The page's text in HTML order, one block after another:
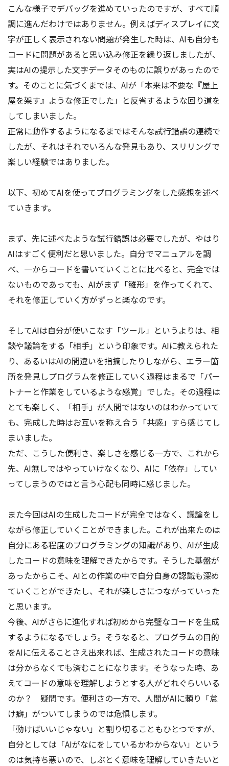
こんな様子でデバッグを進めていったのですが、すべて順
調に進んだわけではありません。例えばディスプレイに文
字が正しく表示されない問題が発生した時は、AIも自分も
コードに問題があると思い込み修正を繰り返しましたが、
実はAIの提示した文字データそのものに誤りがあったので
す。そのことに気づくまでは、AIが「本来は不要な『屋上
屋を架す』ような修正でした」と反省するような回り道を
してしまいました。
正常に動作するようになるまではそんな試行錯誤の連続で
したが、それはそれでいろんな発見もあり、スリリングで
楽しい経験ではありました。
以下、初めてAIを使ってプログラミングをした感想を述べ
ていきます。
まず、先に述べたような試行錯誤は必要でしたが、やはり
AIはすごく便利だと思いました。自分でマニュアルを調
べ、一からコードを書いていくことに比べると、完全では
ないものであっても、AIがまず「雛形」を作ってくれて、
それを修正していく方がずっと楽なのです。
そしてAIは自分が使いこなす「ツール」というよりは、相
談や議論をする「相手」という印象です。AIに教えられた
り、あるいはAIの間違いを指摘したりしながら、エラー箇
所を発見しプログラムを修正していく過程はまるで「パー
トナーと作業をしているような感覚」でした。その過程は
とても楽しく、「相手」が人間ではないのはわかっていて
も、完成した時はお互いを称え合う「共感」すら感じてし
まいました。
ただ、こうした便利さ、楽しさを感じる一方で、これから
先、AI無しではやっていけなくなり、AIに「依存」してい
ってしまうのではと言う心配も同時に感じました。
また今回はAIの生成したコードが完全ではなく、議論をし
ながら修正していくことができました。これが出来たのは
自分にある程度のプログラミングの知識があり、AIが生成
したコードの意味を理解できたからです。そうした基盤が
あったからこそ、AIとの作業の中で自分自身の認識も深め
ていくことができたし、それが楽しさにつながっていった
と思います。
今後、AIがさらに進化すれば初めから完璧なコードを生成
するようになるでしょう。そうなると、プログラムの目的
をAIに伝えることさえ出来れば、生成されたコードの意味
は分からなくても済むことになります。そうなった時、あ
えてコードの意味を理解しようとする人がどれぐらいいる
のか？ 疑問です。便利さの一方で、人間がAIに頼り「怠
け癖」がついてしまうのでは危惧します。
「動けばいいじゃない」と割り切ることもひとつですが、
自分としては「AIがなにをしているかわからない」という
のは気持ち悪いので、しぶとく意味を理解していきたいと